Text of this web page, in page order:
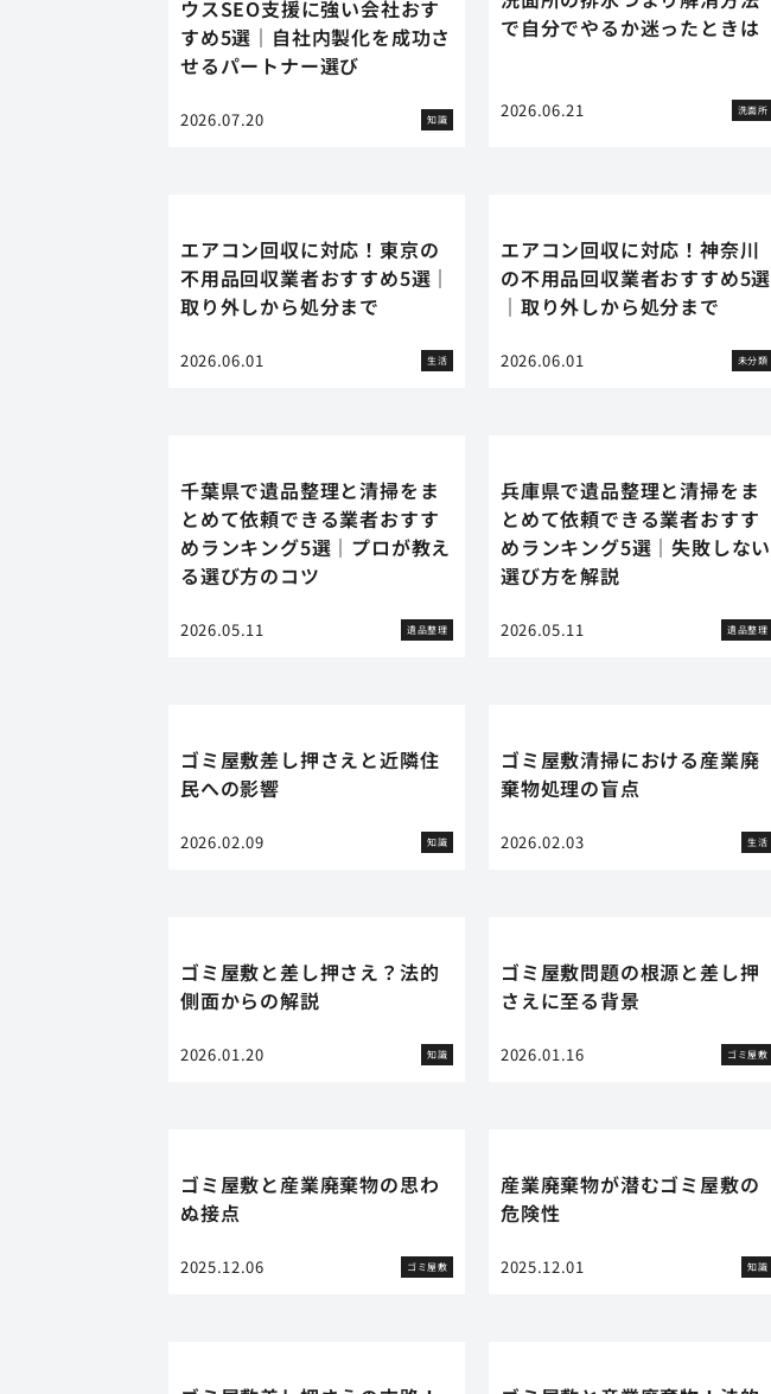
ウスSEO支援に強い会社おす
すめ5選｜自社内製化を成功さ
せるパートナー選び
2026.07.20 知識
で自分でやるか迷ったときは
2026.06.21 洗面所
エアコン回収に対応！東京の
不用品回収業者おすすめ5選｜
取り外しから処分まで
2026.06.01 生活
エアコン回収に対応！神奈川
の不用品回収業者おすすめ5選
｜取り外しから処分まで
2026.06.01 未分類
千葉県で遺品整理と清掃をま
とめて依頼できる業者おすす
めランキング5選｜プロが教え
る選び方のコツ
2026.05.11 遺品整理
兵庫県で遺品整理と清掃をま
とめて依頼できる業者おすす
めランキング5選｜失敗しない
選び方を解説
2026.05.11 遺品整理
ゴミ屋敷差し押さえと近隣住
民への影響
2026.02.09 知識
ゴミ屋敷清掃における産業廃
棄物処理の盲点
2026.02.03 生活
ゴミ屋敷と差し押さえ？法的
側面からの解説
2026.01.20 知識
ゴミ屋敷問題の根源と差し押
さえに至る背景
2026.01.16 ゴミ屋敷
ゴミ屋敷と産業廃棄物の思わ
ぬ接点
2025.12.06 ゴミ屋敷
産業廃棄物が潜むゴミ屋敷の
危険性
2025.12.01 知識